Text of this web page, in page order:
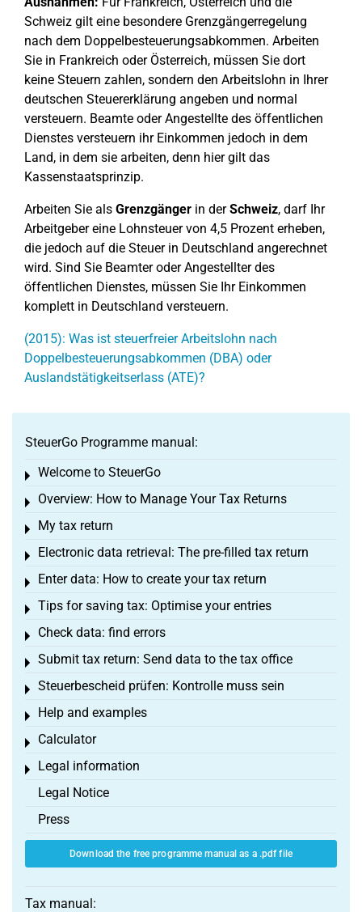
Schweiz gilt eine besondere Grenzgängerregelung
nach dem Doppelbesteuerungsabkommen. Arbeiten
Sie in Frankreich oder Österreich, müssen Sie dort
keine Steuern zahlen, sondern den Arbeitslohn in Ihrer
deutschen Steuererklärung angeben und normal
versteuern. Beamte oder Angestellte des öffentlichen
Dienstes versteuern ihr Einkommen jedoch in dem
Land, in dem sie arbeiten, denn hier gilt das
Kassenstaatsprinzip.
Arbeiten Sie als Grenzgänger in derSchweiz, darf Ihr
Arbeitgeber eine Lohnsteuer von 4,5 Prozent erheben,
die jedoch auf die Steuer in Deutschland angerechnet
wird. Sind Sie Beamter oder Angestellter des
öffentlichen Dienstes, müssen Sie Ihr Einkommen
komplett in Deutschland versteuern.
(2015): Was ist steuerfreier Arbeitslohn nach
Doppelbesteuerungsabkommen (DBA) oder
Auslandstätigkeitserlass (ATE)?
SteuerGo Programme manual:
Welcome to SteuerGo
Toggle menu
Overview: How to Manage Your Tax Returns
Toggle menu
My tax return
Toggle menu
Electronic data retrieval: The pre-filled tax return
Toggle menu
Enter data: How to create your tax return
Toggle menu
Tips for saving tax: Optimise your entries
Toggle menu
Check data: find errors
Toggle menu
Submit tax return: Send data to the tax office
Toggle menu
Steuerbescheid prüfen: Kontrolle muss sein
Toggle menu
Help and examples
Toggle menu
Calculator
Toggle menu
Legal information
Toggle menu
Legal Notice
Press
Download the free programme manual as a .pdf file
Tax manual: